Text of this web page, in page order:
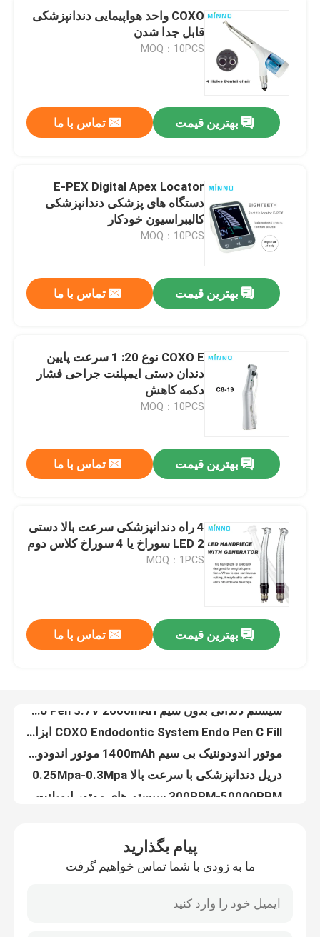
محصولات
تماس با ما
درخواست نقل قول
دستگاه های پزشکی دندانپزشکی
COXO واحد هواپیمایی دندانپزشکی
قابل جدا شدن
MOQ：10PCS
بهترین قیمت تماس با ما
E-PEX Digital Apex Locator
دستگاه های پزشکی دندانپزشکی
کالیبراسیون خودکار
MOQ：10PCS
بهترین قیمت تماس با ما
COXO E نوع 20: 1 سرعت پایین
دندان دستی ایمپلنت جراحی فشار
دکمه کاهش
MOQ：10PCS
بهترین قیمت تماس با ما
4 راه دندانپزشکی سرعت بالا دستی
LED 2 سوراخ یا 4 سوراخ کلاس دوم
MOQ：1PCS
بهترین قیمت تماس با ما
COXO فایل Endo فولاد ضد زنگ COXO فایل های کانال ریشه دندان
سیستم حذف فایل های اندودونتیک درجه A+
پیام بگذارید
ما به زودی با شما تماس خواهیم گرفت